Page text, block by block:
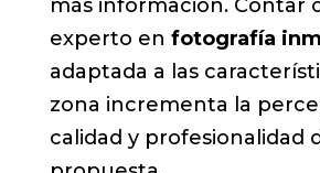
más información. Contar
experto en fotografía
adaptada a las
zona incrementa la
calidad y profesionalidad